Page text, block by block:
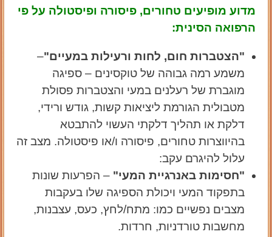
מדוע מופיעים טחורים, פיסורה ופיסטולה על פי
הרפואה הסינית:
"הצטברות חום, לחות ורעילות במעיים"–
משמע רמה גבוהה של טוקסינים – ספיגה
מוגברת של רעלנים במעי והצטברות פסולת
מטבולית הגורמת ליציאות קשות, גודש ורידי,
דלקת או תהליך דלקתי העשוי להתבטא
בהיווצרות טחורים, פיסורה ו/או פיסטולה. מצב זה
עלול להיגרם עקב:
"חסימות באנרגיית המעי" – הפרעות שונות
בתפקוד המעי ויכולת הספיגה שלו בעקבות
מצבים נפשיים כמו: מתח/לחץ, כעס, עצבנות,
מחשבות טורדניות, חרדות.